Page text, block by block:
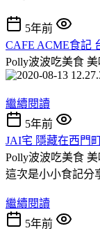
5年前
CAFE ACME食記
Polly波波吃美食 美
繼續閱讀
5年前
JAI宅 隱藏在西門
Polly波波吃美食 美
這次是小小食記分
繼續閱讀
5年前